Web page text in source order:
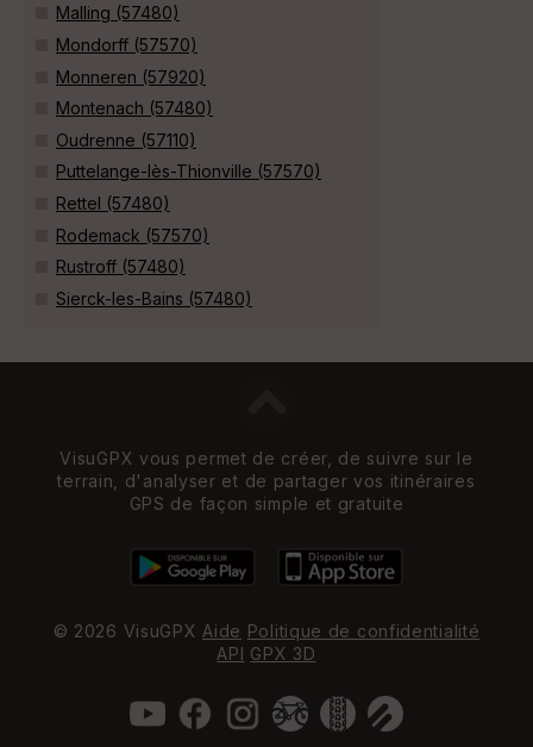
Malling (57480)
Mondorff (57570)
Monneren (57920)
Montenach (57480)
Oudrenne (57110)
Puttelange-lès-Thionville (57570)
Rettel (57480)
Rodemack (57570)
Rustroff (57480)
Sierck-les-Bains (57480)
VisuGPX vous permet de créer, de suivre sur le
terrain, d'analyser et de partager vos itinéraires
GPS de façon simple et gratuite
© 2026 VisuGPX Aide Politique de confidentialité
API GPX 3D